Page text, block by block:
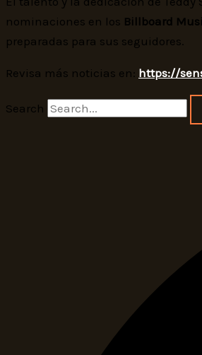
nominaciones en los Billboard
preparadas para sus seguidores.
Revisa más noticias en: https://
Search